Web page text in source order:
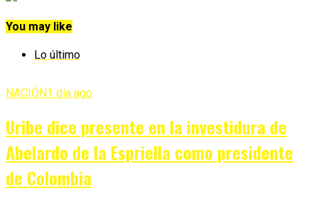
You may like
Lo último
NACIÓN1 día ago
Uribe dice presente en la investidura de
Abelardo de la Espriella como presidente
de Colombia